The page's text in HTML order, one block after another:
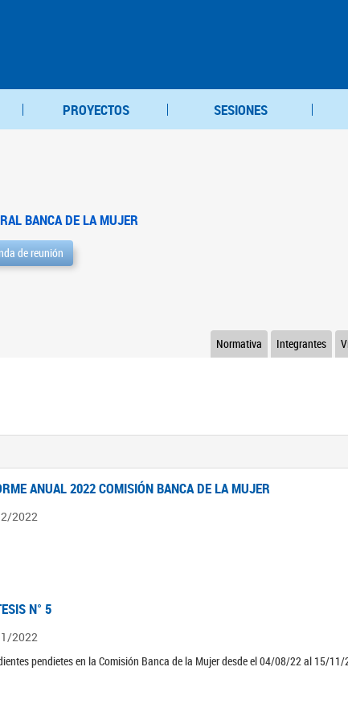
PROYECTOS SESIONES
BANCA DE LA MUJER
de reunión
Integrantes
Normativa
ANUAL 2022 COMISIÓN BANCA DE LA MUJER
2022
N° 5
2022
pendietes en la Comisión Banca de la Mujer desde el 04/08/22 al 15/